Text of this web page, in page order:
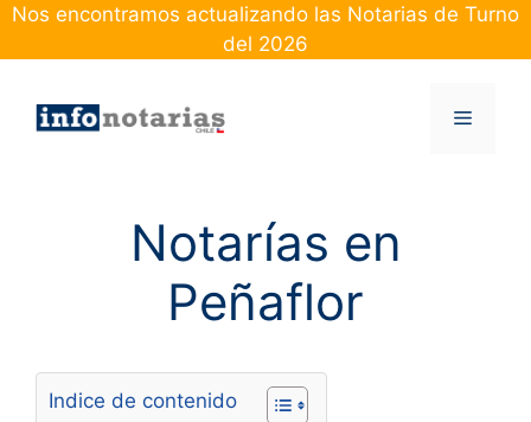
Skip
Nos encontramos actualizando las Notarias de Turno
del 2026
Menu
Notarías en
Peñaflor
Indice de contenido